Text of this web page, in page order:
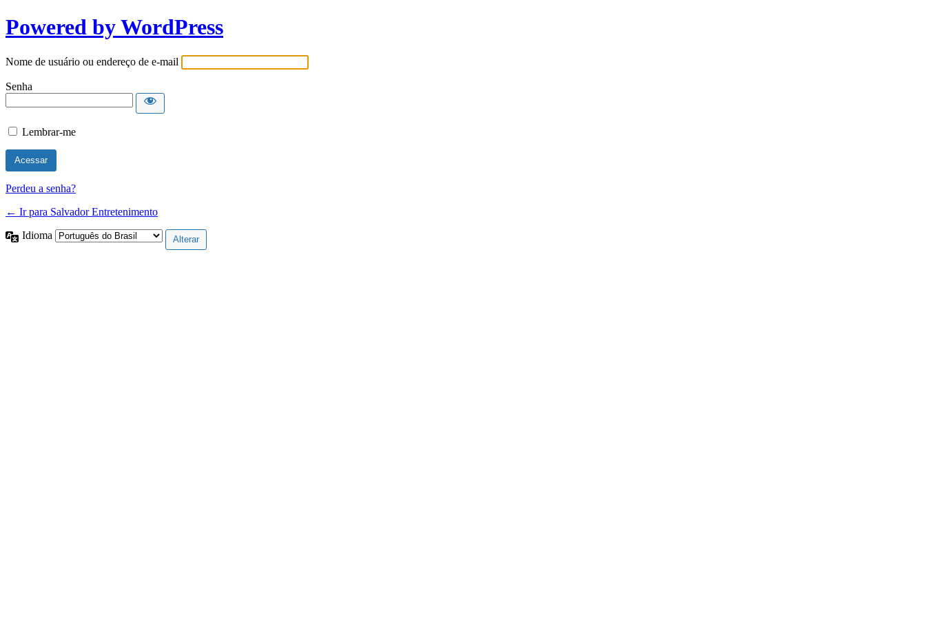
Powered by WordPress
Nome de usuário ou endereço de e-mail
Senha
Lembrar-me
Perdeu a senha?
← Ir para Salvador Entretenimento
Idioma